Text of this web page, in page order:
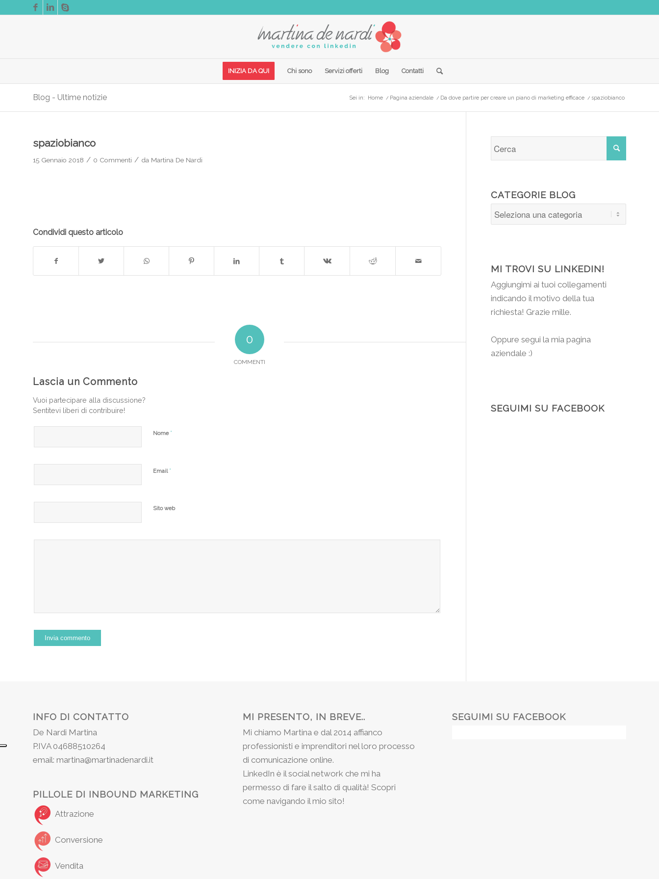
INIZIA DA QUI Chi sono Servizi offerti Blog Contatti
Blog - Ultime notizie Sei in: Home / Pagina aziendale / Da dove partire per creare un piano di marketing efficace / spaziobianco
spaziobianco
15 Gennaio 2018 / 0 Commenti / da Martina De Nardi
Condividi questo articolo
0
COMMENTI
Lascia un Commento
Vuoi partecipare alla discussione?
Sentitevi liberi di contribuire!
Nome *
Email *
Sito web
CATEGORIE BLOG
MI TROVI SU LINKEDIN!
Aggiungimi ai tuoi collegamenti
indicando il motivo della tua
richiesta! Grazie mille.
Oppure segui la mia pagina
aziendale :)
SEGUIMI SU FACEBOOK
INFO DI CONTATTO
De Nardi Martina
P.IVA 04688510264
email: martina@martinadenardi.it
PILLOLE DI INBOUND MARKETING
Attrazione
Conversione
Vendita
MI PRESENTO, IN BREVE..
Mi chiamo Martina e dal 2014 affianco
professionisti e imprenditori nel loro processo
di comunicazione online.
LinkedIn è il social network che mi ha
permesso di fare il salto di qualità! Scopri
come navigando il mio sito!
SEGUIMI SU FACEBOOK